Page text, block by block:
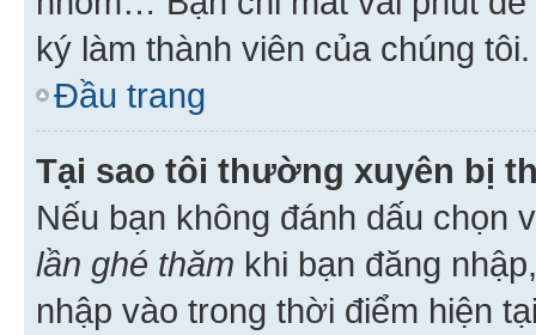
ký làm thành viên của chúng tôi.
Đầu trang
Tại sao tôi thường xuyên bị
Nếu bạn không đánh dấu chọn
lần ghé thăm khi bạn đăng
nhập vào trong thời điểm hiện